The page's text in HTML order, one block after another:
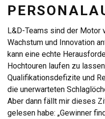
L&D-Teams sind der Motor
Wachstum und Innovation
kann eine echte
Hochtouren laufen zu
Qualifikationsdefizite und
die unerwarteten
Aber dann fällt mir dieses
gelesen habe: „Gewinner